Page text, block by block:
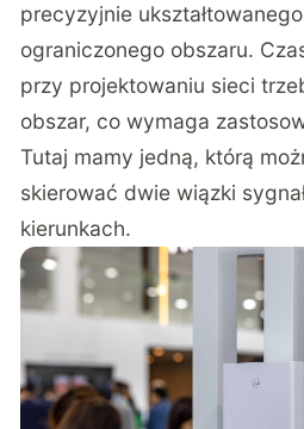
precyzyjnie
ograniczonego obszaru.
przy projektowaniu sieci
obszar, co wymaga
Tutaj mamy jedną, którą
skierować dwie wiązki
kierunkach.